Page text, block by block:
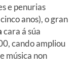
e penurias
anos), o gran
cara á súa
cando ampliou
música non